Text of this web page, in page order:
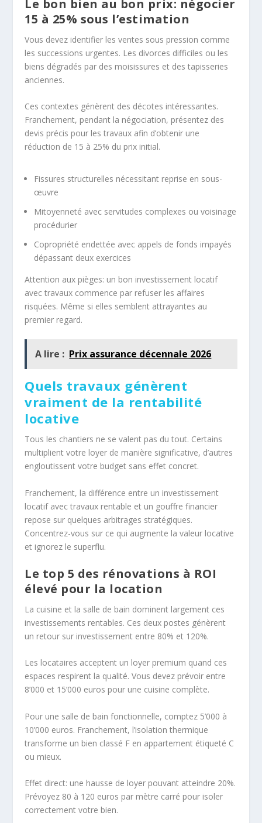
Le bon bien au bon prix: négocier
15 à 25% sous l’estimation
Vous devez identifier les ventes sous pression comme
les successions urgentes. Les divorces difficiles ou les
biens dégradés par des moisissures et des tapisseries
anciennes.
Ces contextes génèrent des décotes intéressantes.
Franchement, pendant la négociation, présentez des
devis précis pour les travaux afin d’obtenir une
réduction de 15 à 25% du prix initial.
Fissures structurelles nécessitant reprise en sous-
œuvre
Mitoyenneté avec servitudes complexes ou voisinage
procédurier
Copropriété endettée avec appels de fonds impayés
dépassant deux exercices
Attention aux pièges: un bon investissement locatif
avec travaux commence par refuser les affaires
risquées. Même si elles semblent attrayantes au
premier regard.
A lire : Prix assurance décennale 2026
Quels travaux génèrent
vraiment de la rentabilité
locative
Tous les chantiers ne se valent pas du tout. Certains
multiplient votre loyer de manière significative, d’autres
engloutissent votre budget sans effet concret.
Franchement, la différence entre un investissement
locatif avec travaux rentable et un gouffre financier
repose sur quelques arbitrages stratégiques.
Concentrez-vous sur ce qui augmente la valeur locative
et ignorez le superflu.
Le top 5 des rénovations à ROI
élevé pour la location
La cuisine et la salle de bain dominent largement ces
investissements rentables. Ces deux postes génèrent
un retour sur investissement entre 80% et 120%.
Les locataires acceptent un loyer premium quand ces
espaces respirent la qualité. Vous devez prévoir entre
8’000 et 15’000 euros pour une cuisine complète.
Pour une salle de bain fonctionnelle, comptez 5’000 à
10’000 euros. Franchement, l’isolation thermique
transforme un bien classé F en appartement étiqueté C
ou mieux.
Effet direct: une hausse de loyer pouvant atteindre 20%.
Prévoyez 80 à 120 euros par mètre carré pour isoler
correctement votre bien.